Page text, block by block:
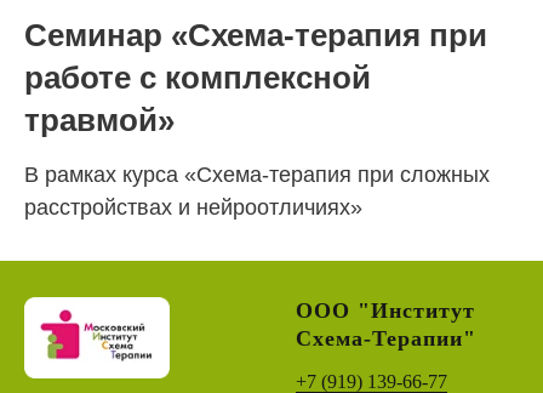
Семинар «Схема-терапия при
работе с комплексной
травмой»
В рамках курса «Схема-терапия при сложных
расстройствах и нейроотличиях»
ООО "Институт
Схема-Терапии"
+7 (919) 139-66-77